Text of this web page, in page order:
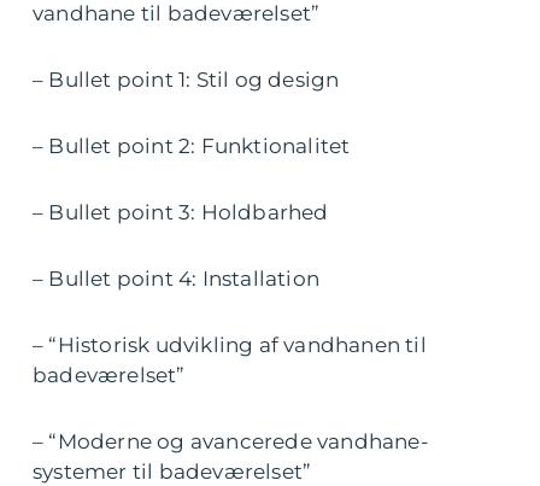
vandhane til badeværelset”
– Bullet point 1: Stil og design
– Bullet point 2: Funktionalitet
– Bullet point 3: Holdbarhed
– Bullet point 4: Installation
– “Historisk udvikling af vandhanen til
badeværelset”
– “Moderne og avancerede vandhane-
systemer til badeværelset”